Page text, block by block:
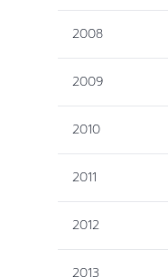
2008
2009
2010
2011
2012
2013